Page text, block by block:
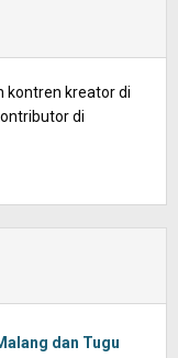
kontren kreator di
di
dan Tugu